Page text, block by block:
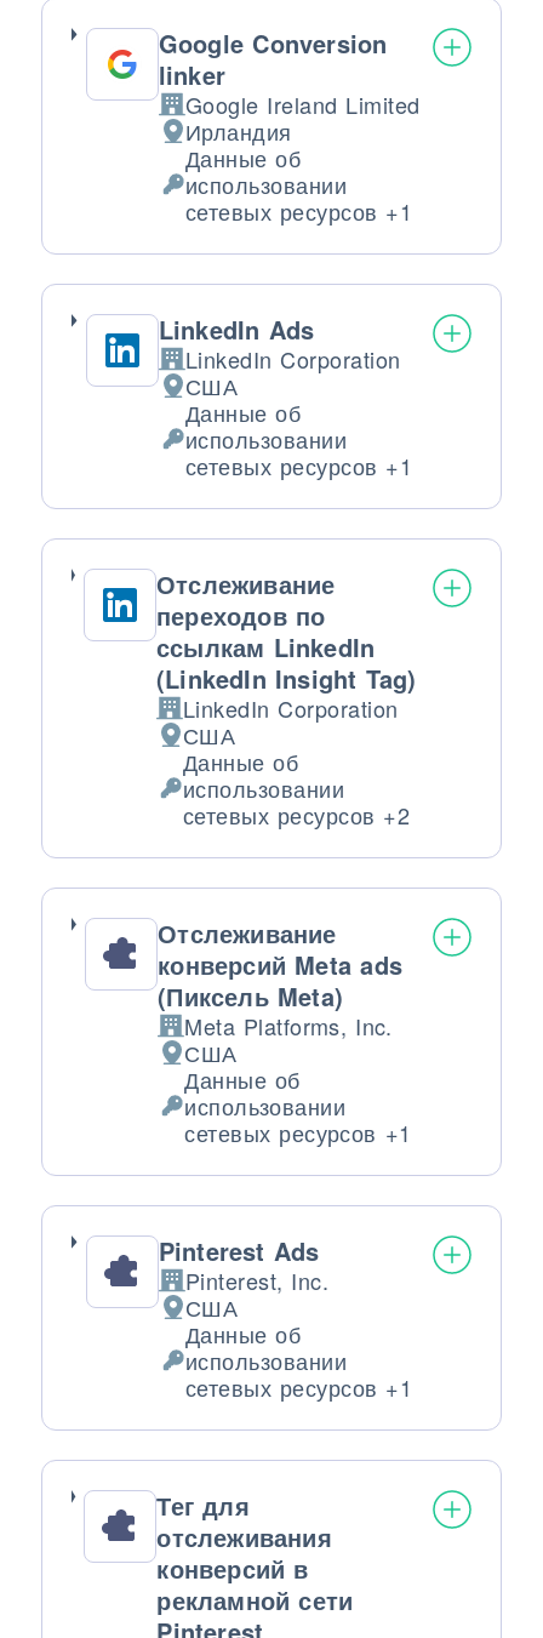
Google Conversion
linker
Компания:
Google Ireland Limited
Место обработки:
Ирландия
Обрабатываемые персональные
Данные об
использовании
сетевых ресурсов +1
LinkedIn Ads
Компания:
LinkedIn Corporation
Место обработки:
США
Обрабатываемые персональные
Данные об
использовании
сетевых ресурсов +1
Отслеживание
переходов по
ссылкам LinkedIn
(LinkedIn Insight Tag)
Компания:
LinkedIn Corporation
Место обработки:
США
Обрабатываемые персональные
Данные об
использовании
сетевых ресурсов +2
Отслеживание
конверсий Meta ads
(Пиксель Meta)
Компания:
Meta Platforms, Inc.
Место обработки:
США
Обрабатываемые персональные
Данные об
использовании
сетевых ресурсов +1
Pinterest Ads
Компания:
Pinterest, Inc.
Место обработки:
США
Обрабатываемые персональные
Данные об
использовании
сетевых ресурсов +1
Тег для
отслеживания
конверсий в
рекламной сети